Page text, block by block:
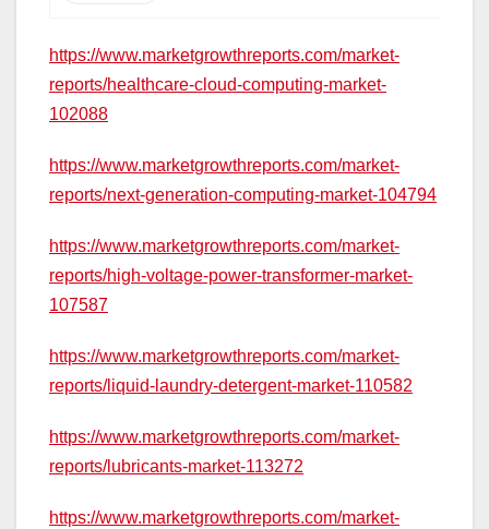
https://www.marketgrowthreports.com/market-
reports/healthcare-cloud-computing-market-
102088
https://www.marketgrowthreports.com/market-
reports/next-generation-computing-market-104794
https://www.marketgrowthreports.com/market-
reports/high-voltage-power-transformer-market-
107587
https://www.marketgrowthreports.com/market-
reports/liquid-laundry-detergent-market-110582
https://www.marketgrowthreports.com/market-
reports/lubricants-market-113272
https://www.marketgrowthreports.com/market-